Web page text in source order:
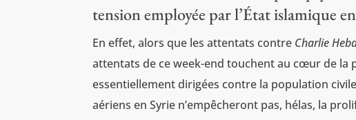
tension employée par l’État islamique
En effet, alors que les attentats contre Charlie
attentats de ce week-end touchent au cœur de la
essentiellement dirigées contre la population
aériens en Syrie n’empêcheront pas, hélas, la